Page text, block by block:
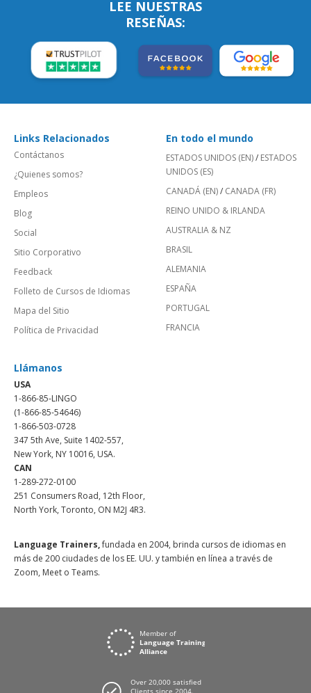
LEE NUESTRAS
RESEÑAS:
Links Relacionados
Contáctanos
¿Quienes somos?
Empleos
Blog
Social
Sitio Corporativo
Feedback
Folleto de Cursos de Idiomas
Mapa del Sitio
Política de Privacidad
En todo el mundo
ESTADOS UNIDOS (EN)/ ESTADOS
UNIDOS (ES)
CANADÁ (EN)/ CANADA (FR)
REINO UNIDO & IRLANDA
AUSTRALIA & NZ
BRASIL
ALEMANIA
ESPAÑA
PORTUGAL
FRANCIA
Llámanos
USA
1-866-85-LINGO
(1-866-85-54646)
1-866-503-0728
347 5th Ave, Suite 1402-557,
New York, NY 10016, USA.
CAN
1-289-272-0100
251 Consumers Road, 12th Floor,
North York, Toronto, ON M2J 4R3.
Language Trainers,fundada en 2004, brinda cursos de idiomas en
más de 200 ciudades de los EE. UU. y también en línea a través de
Zoom, Meet o Teams.